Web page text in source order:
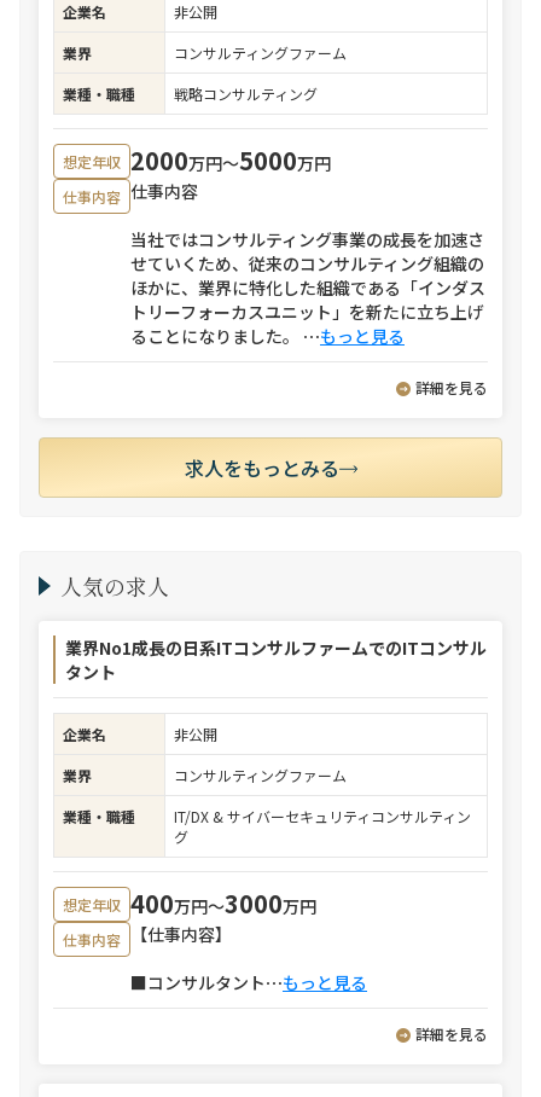
企業名
非公開
業界
コンサルティングファーム
業種・職種
戦略コンサルティング
想定年収 2000万円〜5000万円
仕事内容 仕事内容
当社ではコンサルティング事業の成長を加速さ
せていくため、従来のコンサルティング組織の
ほかに、業界に特化した組織である「インダス
トリーフォーカスユニット」を新たに立ち上げ
ることになりました。 ⋯もっと見る
詳細を見る
求人をもっとみる
人気の求人
業界No1成長の日系ITコンサルファームでのITコンサル
タント
企業名
非公開
業界
コンサルティングファーム
業種・職種
IT/DX & サイバーセキュリティコンサルティン
グ
想定年収 400万円〜3000万円
仕事内容
【仕事内容】
■コンサルタント⋯もっと見る
詳細を見る